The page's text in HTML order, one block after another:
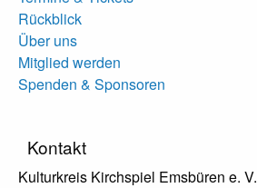
Rückblick
Über uns
Mitglied werden
Spenden & Sponsoren
Kontakt
Kulturkreis Kirchspiel Emsbüren e. V.